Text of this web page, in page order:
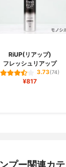
RiUP(リアップ)
フレッシュリアップ
3.73(74)
¥817
プー関連カ